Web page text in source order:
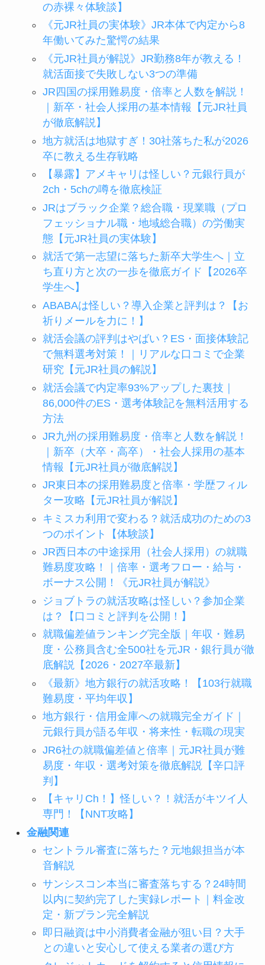
の赤裸々体験談】
《元JR社員の実体験》JR本体で内定から8
年働いてみた驚愕の結果
《元JR社員が解説》JR勤務8年が教える！
就活面接で失敗しない3つの準備
JR四国の採用難易度・倍率と人数を解説！
｜新卒・社会人採用の基本情報【元JR社員
が徹底解説】
地方就活は地獄すぎ！30社落ちた私が2026
卒に教える生存戦略
【暴露】アメキャリは怪しい？元銀行員が
2ch・5chの噂を徹底検証
JRはブラック企業？総合職・現業職（プロ
フェッショナル職・地域総合職）の労働実
態【元JR社員の実体験】
就活で第一志望に落ちた新卒大学生へ｜立
ち直り方と次の一歩を徹底ガイド【2026卒
学生へ】
ABABAは怪しい？導入企業と評判は？【お
祈りメールを力に！】
就活会議の評判はやばい？ES・面接体験記
で無料選考対策！｜リアルな口コミで企業
研究【元JR社員の解説】
就活会議で内定率93%アップした裏技｜
86,000件のES・選考体験記を無料活用する
方法
JR九州の採用難易度・倍率と人数を解説！
｜新卒（大卒・高卒）・社会人採用の基本
情報【元JR社員が徹底解説】
JR東日本の採用難易度と倍率・学歴フィル
ター攻略【元JR社員が解説】
キミスカ利用で変わる？就活成功のための3
つのポイント【体験談】
JR西日本の中途採用（社会人採用）の就職
難易度攻略！｜倍率・選考フロー・給与・
ボーナス公開！《元JR社員が解説》
ジョブトラの就活攻略は怪しい？参加企業
は？【口コミと評判を公開！】
就職偏差値ランキング完全版｜年収・難易
度・公務員含む全500社を元JR・銀行員が徹
底解説【2026・2027卒最新】
《最新》地方銀行の就活攻略！【103行就職
難易度・平均年収】
地方銀行・信用金庫への就職完全ガイド｜
元銀行員が語る年収・将来性・転職の現実
JR6社の就職偏差値と倍率｜元JR社員が難
易度・年収・選考対策を徹底解説【辛口評
判】
【キャリCh！】怪しい？！就活がキツイ人
専門！【NNT攻略】
金融関連
セントラル審査に落ちた？元地銀担当が本
音解説
サンシスコン本当に審査落ちする？24時間
以内に契約完了した実録レポート｜料金改
定・新プラン完全解説
即日融資は中小消費者金融が狙い目？大手
との違いと安心して使える業者の選び方